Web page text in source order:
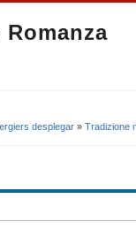
desplegar » Tradizione